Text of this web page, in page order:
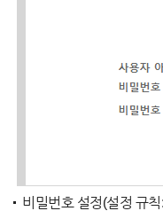
비밀번호 설정(설정 규